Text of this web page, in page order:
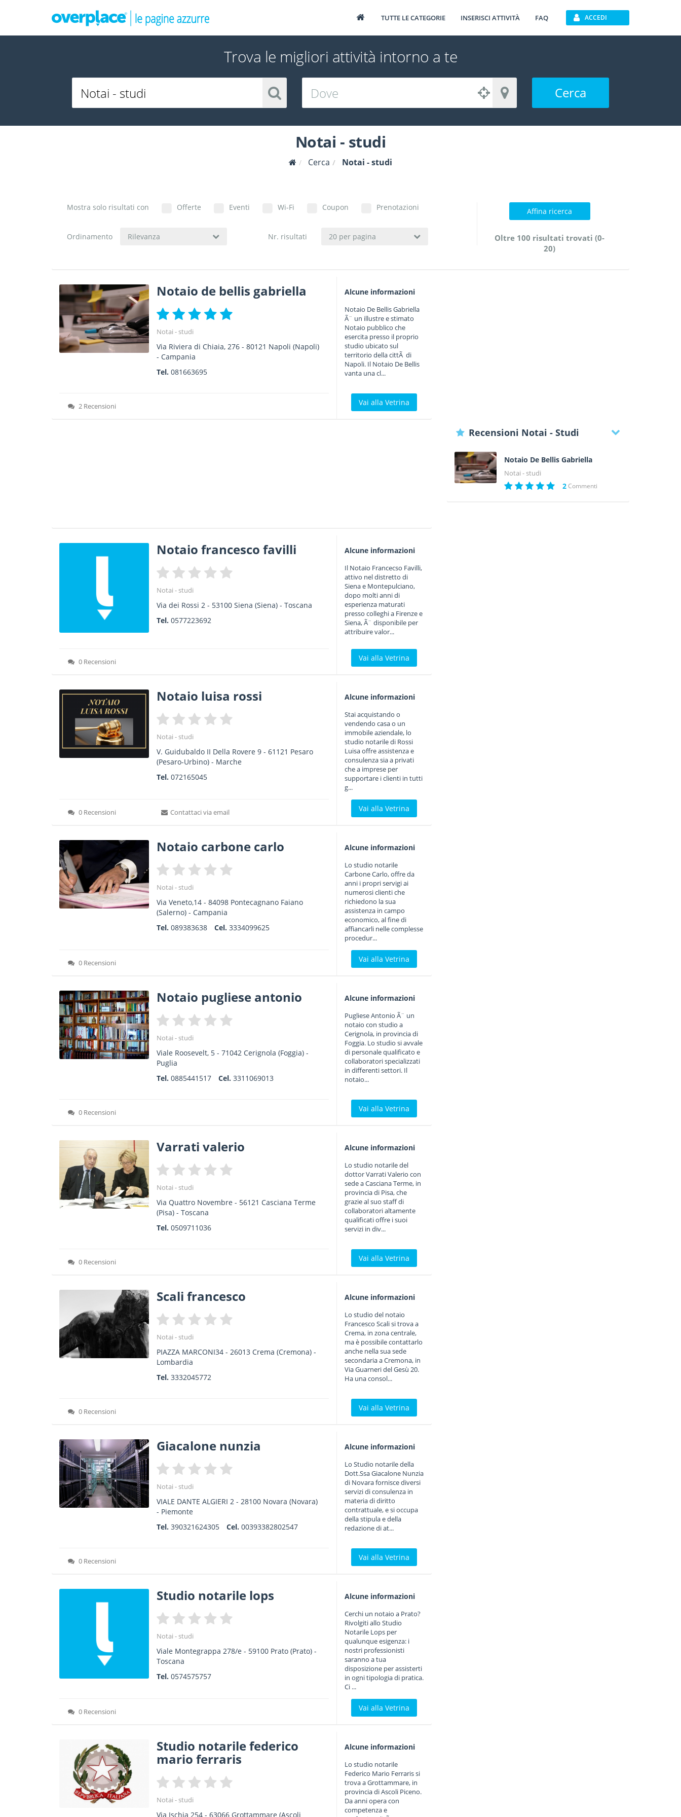
TUTTE LE CATEGORIE INSERISCI ATTIVITÀ FAQ ACCEDI
Trova le migliori attività intorno a te
Cerca
Notai - studi
Cerca Notai - studi
Mostra solo risultati con Offerte Eventi Wi-Fi Coupon Prenotazioni
Ordinamento Rilevanza Nr. risultati 20 per pagina
Affina ricerca
Oltre 100 risultati trovati (0-
20)
Notaio de bellis gabriella
Notai - studi
Via Riviera di Chiaia, 276 -80121 Napoli (Napoli)
-Campania
Tel.081663695
2 Recensioni
Alcune informazioni
Notaio De Bellis Gabriella
Ã¨ un illustre e stimato
Notaio pubblico che
esercita presso il proprio
studio ubicato sul
territorio della cittÃ di
Napoli. Il Notaio De Bellis
vanta una cl...
Vai alla Vetrina
Notaio francesco favilli
Notai - studi
Via dei Rossi 2 - 53100 Siena (Siena) -Toscana
Tel.0577223692
0 Recensioni
Alcune informazioni
Il Notaio Francecso Favilli,
attivo nel distretto di
Siena e Montepulciano,
dopo molti anni di
esperienza maturati
presso colleghi a Firenze e
Siena, Ã¨ disponibile per
attribuire valor...
Vai alla Vetrina
Notaio luisa rossi
Notai - studi
V. Guidubaldo II Della Rovere 9 -61121 Pesaro
(Pesaro-Urbino) - Marche
Tel.072165045
0 Recensioni Contattaci via email
Alcune informazioni
Stai acquistando o
vendendo casa o un
immobile aziendale, lo
studio notarile di Rossi
Luisa offre assistenza e
consulenza sia a privati
che a imprese per
supportare i clienti in tutti
g...
Vai alla Vetrina
Notaio carbone carlo
Notai - studi
Via Veneto,14 -84098 Pontecagnano Faiano
(Salerno) -Campania
Tel.089383638 Cel.3334099625
0 Recensioni
Alcune informazioni
Lo studio notarile
Carbone Carlo, offre da
anni i propri servigi ai
numerosi clienti che
richiedono la sua
assistenza in campo
economico, al fine di
affiancarli nelle complesse
procedur...
Vai alla Vetrina
Notaio pugliese antonio
Notai - studi
Viale Roosevelt, 5 -71042 Cerignola (Foggia) -
Puglia
Tel.0885441517 Cel.3311069013
0 Recensioni
Alcune informazioni
Pugliese Antonio Ã¨ un
notaio con studio a
Cerignola, in provincia di
Foggia. Lo studio si avvale
di personale qualificato e
collaboratori specializzati
in differenti settori. Il
notaio...
Vai alla Vetrina
Varrati valerio
Notai - studi
Via Quattro Novembre - 56121 Casciana Terme
(Pisa) -Toscana
Tel.0509711036
0 Recensioni
Alcune informazioni
Lo studio notarile del
dottor Varrati Valerio con
sede a Casciana Terme, in
provincia di Pisa, che
grazie al suo staff di
collaboratori altamente
qualificati offre i suoi
servizi in div...
Vai alla Vetrina
Scali francesco
Notai - studi
PIAZZA MARCONI34 -26013 Crema (Cremona) -
Lombardia
Tel.3332045772
0 Recensioni
Alcune informazioni
Lo studio del notaio
Francesco Scali si trova a
Crema, in zona centrale,
ma è possibile contattarlo
anche nella sua sede
secondaria a Cremona, in
Via Guarneri del Gesù 20.
Ha una consol...
Vai alla Vetrina
Giacalone nunzia
Notai - studi
VIALE DANTE ALGIERI 2 -28100 Novara (Novara)
- Piemonte
Tel.390321624305 Cel.00393382802547
0 Recensioni
Alcune informazioni
Lo Studio notarile della
Dott.Ssa Giacalone Nunzia
di Novara fornisce diversi
servizi di consulenza in
materia di diritto
contrattuale, e si occupa
della stipula e della
redazione di at...
Vai alla Vetrina
Studio notarile lops
Notai - studi
Viale Montegrappa 278/e - 59100 Prato (Prato) -
Toscana
Tel.0574575757
0 Recensioni
Alcune informazioni
Cerchi un notaio a Prato?
Rivolgiti allo Studio
Notarile Lops per
qualunque esigenza: i
nostri professionisti
saranno a tua
disposizione per assisterti
in ogni tipologia di pratica.
Ci ...
Vai alla Vetrina
Studio notarile federico
mario ferraris
Notai - studi
Via Ischia 254 -63066 Grottammare (Ascoli
Alcune informazioni
Lo studio notarile
Federico Mario Ferraris si
trova a Grottammare, in
provincia di Ascoli Piceno.
Da anni opera con
competenza e
Recensioni Notai - Studi
Notaio De Bellis Gabriella
Notai - studi
2Commenti